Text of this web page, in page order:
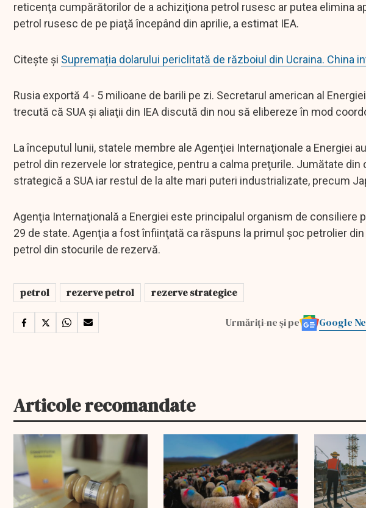
reticenţa cumpărătorilor de a achiziţiona petrol rusesc ar putea elimina
petrol rusesc de pe piaţă începând din aprilie, a estimat IEA.
Citește și Supremația dolarului periclitată de războiul din Ucraina. China
Rusia exportă 4 - 5 milioane de barili pe zi. Secretarul american al
trecută că SUA şi aliaţii din IEA discută din nou să elibereze în mod
La începutul lunii, statele membre ale Agenţiei Internaţionale a Energiei
petrol din rezervele lor strategice, pentru a calma preţurile. Jumătate
strategică a SUA iar restul de la alte mari puteri industrializate, precum
Agenţia Internaţională a Energiei este principalul organism de consiliere
29 de state. Agenţia a fost înfiinţată ca răspuns la primul şoc petrolier
petrol din stocurile de rezervă.
petrol rezerve petrol rezerve strategice
Urmăriți-ne și pe Google
Articole recomandate
EXCLUSIV